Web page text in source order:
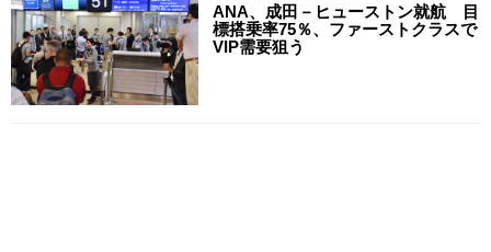
ANA、成田－ヒューストン就航 目
標搭乗率75％、ファーストクラスで
VIP需要狙う